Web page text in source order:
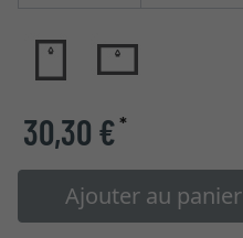
30,30 €*
Ajouter au panier